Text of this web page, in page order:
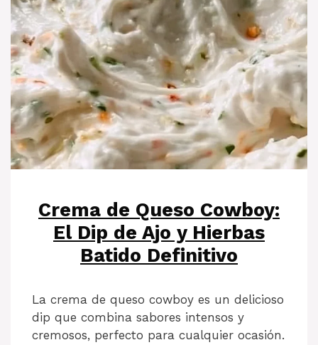
Crema de Queso Cowboy:
El Dip de Ajo y Hierbas
Batido Definitivo
La crema de queso cowboy es un delicioso
dip que combina sabores intensos y
cremosos, perfecto para cualquier ocasión.